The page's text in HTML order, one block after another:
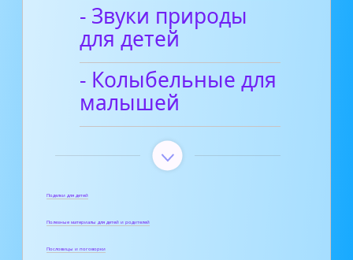
- Звуки природы
для детей
- Колыбельные для
малышей
Поделки для детей
Полезные материалы для детей и родителей
Пословицы и поговорки